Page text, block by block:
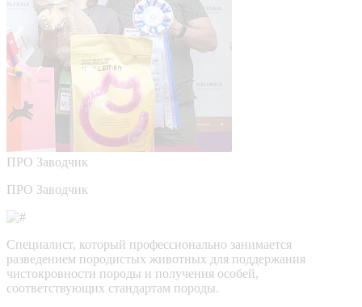
ПРО Заводчик
ПРО Заводчик
Специалист, который профессионально занимается
разведением породистых животных для поддержания
чистокровности породы и получения особей,
соответствующих стандартам породы.